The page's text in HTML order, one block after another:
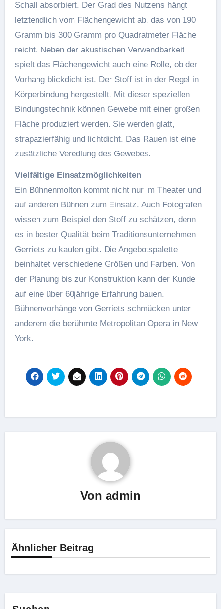
Schall absorbiert. Der Grad des Nutzens hängt
letztendlich vom Flächengewicht ab, das von 190
Gramm bis 300 Gramm pro Quadratmeter Fläche
reicht. Neben der akustischen Verwendbarkeit
spielt das Flächengewicht auch eine Rolle, ob der
Vorhang blickdicht ist. Der Stoff ist in der Regel in
Körperbindung hergestellt. Mit dieser speziellen
Bindungstechnik können Gewebe mit einer großen
Fläche produziert werden. Sie werden glatt,
strapazierfähig und lichtdicht. Das Rauen ist eine
zusätzliche Veredlung des Gewebes.
Vielfältige Einsatzmöglichkeiten
Ein Bühnenmolton kommt nicht nur im Theater und
auf anderen Bühnen zum Einsatz. Auch Fotografen
wissen zum Beispiel den Stoff zu schätzen, denn
es in bester Qualität beim Traditionsunternehmen
Gerriets zu kaufen gibt. Die Angebotspalette
beinhaltet verschiedene Größen und Farben. Von
der Planung bis zur Konstruktion kann der Kunde
auf eine über 60jährige Erfahrung bauen.
Bühnenvorhänge von Gerriets schmücken unter
anderem die berühmte Metropolitan Opera in New
York.
Von admin
Ähnlicher Beitrag